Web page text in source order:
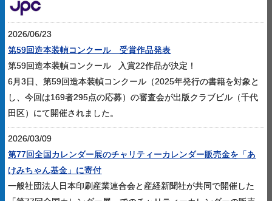
2026/06/23
第59回造本装幀コンクール 受賞作品発表
第59回造本装幀コンクール 入賞22作品が決定！
6月3日、第59回造本装幀コンクール（2025年発行の書籍を対象と
し、今回は169者295点の応募）の審査会が出版クラブビル（千代
田区）にて開催されました。
2026/03/09
第77回全国カレンダー展のチャリティーカレンダー販売金を「あ
けみちゃん基金」に寄付
一般社団法人日本印刷産業連合会と産経新聞社が共同で開催した